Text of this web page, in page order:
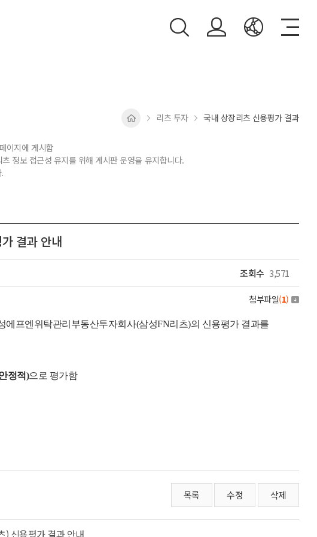
이지에 게시함
정보 접근성 유지를 위해 게시판 운영을 유지합니다.
리츠 투자 국내 상장리츠 신용평가 결과
결과 안내
조회수 3,571
첨부파일(1)
에프엔위탁관리부동산투자회사(삼성FN리츠)의 신용평가 결과를
정적)으로 평가함
목록 수정 삭제
) 신용평가 결과 안내